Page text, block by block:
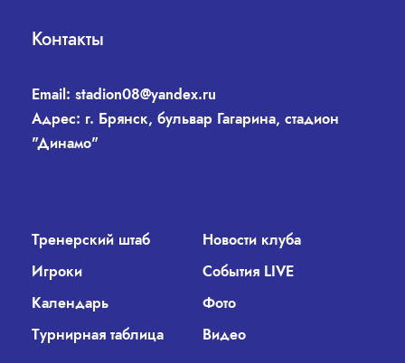
Контакты
Email: stadion08@yandex.ru
Адрес: г. Брянск, бульвар Гагарина, стадион
"Динамо"
Тренерский штаб
Новости клуба
Игроки
События LIVE
Календарь
Фото
Турнирная таблица
Видео